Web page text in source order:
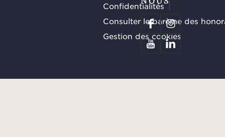
Confidentialités
Consulter le barème des
Gestion des cookies